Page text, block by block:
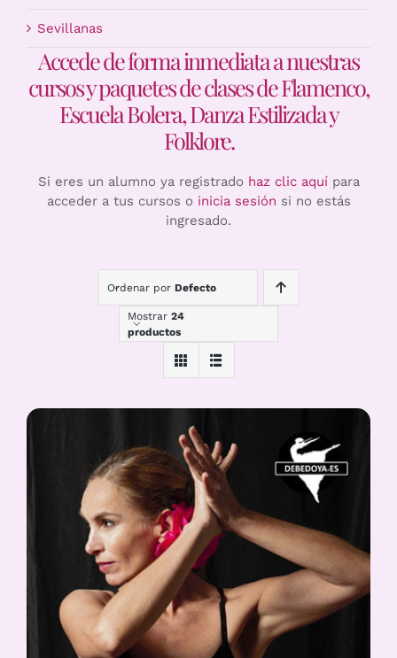
Sevillanas
Accede de forma inmediata a nuestras
cursos y paquetes de clases de Flamenco,
Escuela Bolera, Danza Estilizada y
Folklore.
Si eres un alumno ya registrado haz clic aquípara
acceder a tus cursos o inicia sesión si no estás
ingresado.
Ordenar por Defecto
Mostrar 24
productos